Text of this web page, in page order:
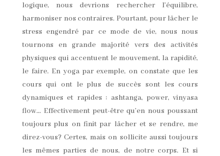
logique, nous devrions rechercher l’équilibre,
harmoniser nos contraires. Pourtant, pour lâcher le
stress engendré par ce mode de vie, nous nous
tournons en grande majorité vers des activités
physiques qui accentuent le mouvement, la rapidité,
le faire. En yoga par exemple, on constate que les
cours qui ont le plus de succès sont les cours
dynamiques et rapides : ashtanga, power, vinyasa
flow… Effectivement peut-être qu’en nous poussant
toujours plus on finit par lâcher et se rendre, me
direz-vous? Certes, mais on sollicite aussi toujours
les mêmes parties de nous, de notre corps. Et si